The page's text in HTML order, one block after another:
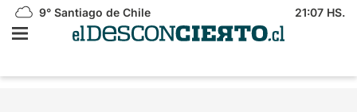
9° Santiago de Chile 21:07 HS.